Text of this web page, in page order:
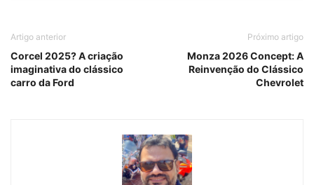
Artigo anterior
Corcel 2025? A criação
imaginativa do clássico
carro da Ford
Próximo artigo
Monza 2026 Concept: A
Reinvenção do Clássico
Chevrolet